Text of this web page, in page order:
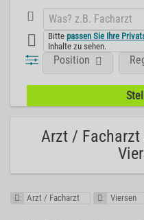
Bittepassen Sie Ihre
Inhalte zu sehen.
Position
Arzt / Facharzt
Arzt / Facharzt Viersen